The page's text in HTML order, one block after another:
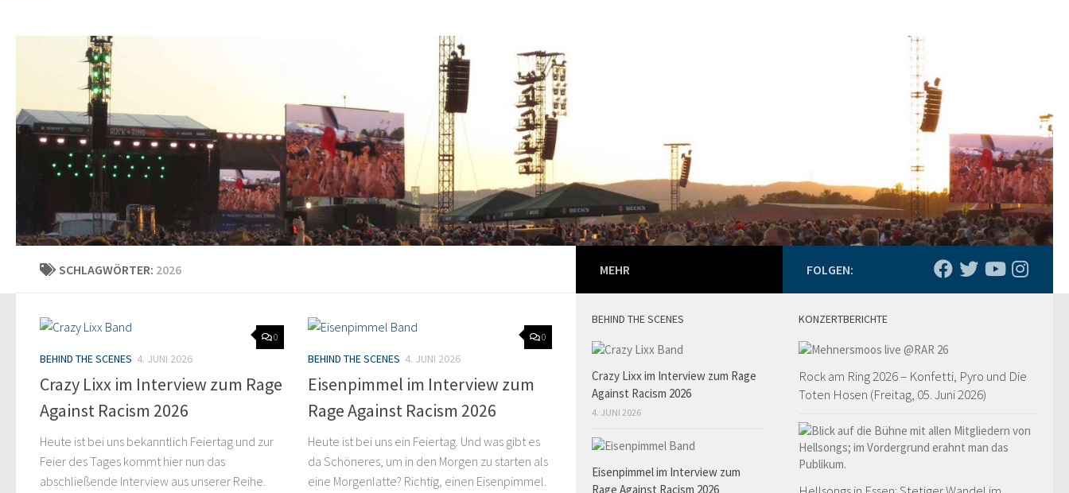
SCHLAGWÖRTER: 2026
0
BEHIND THE SCENES 4. JUNI 2026
Crazy Lixx im Interview zum Rage
Against Racism 2026
Heute ist bei uns bekanntlich Feiertag und zur
Feier des Tages kommt hier nun das
abschließende Interview aus unserer Reihe.
0
BEHIND THE SCENES 4. JUNI 2026
Eisenpimmel im Interview zum
Rage Against Racism 2026
Heute ist bei uns ein Feiertag. Und was gibt es
da Schöneres, um in den Morgen zu starten als
eine Morgenlatte? Richtig, einen Eisenpimmel.
FOLGEN:
KONZERTBERICHTE
Rock am Ring 2026 – Konfetti, Pyro und Die
Toten Hosen (Freitag, 05. Juni 2026)
MEHR
BEHIND THE SCENES
Crazy Lixx im Interview zum Rage
Against Racism 2026
4. JUNI 2026
Eisenpimmel im Interview zum
Rage Against Racism 2026